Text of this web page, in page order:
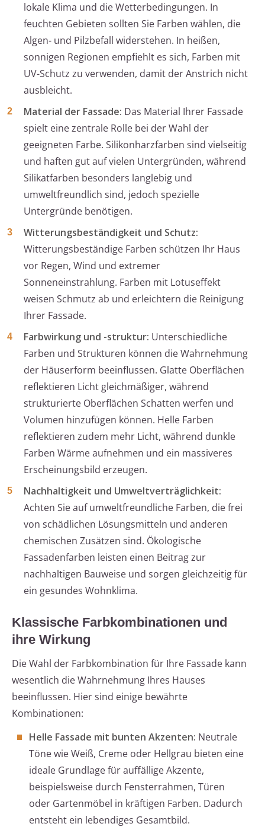
lokale Klima und die Wetterbedingungen. In
feuchten Gebieten sollten Sie Farben wählen, die
Algen- und Pilzbefall widerstehen. In heißen,
sonnigen Regionen empfiehlt es sich, Farben mit
UV-Schutz zu verwenden, damit der Anstrich nicht
ausbleicht.
Material der Fassade: Das Material Ihrer Fassade
spielt eine zentrale Rolle bei der Wahl der
geeigneten Farbe. Silikonharzfarben sind vielseitig
und haften gut auf vielen Untergründen, während
Silikatfarben besonders langlebig und
umweltfreundlich sind, jedoch spezielle
Untergründe benötigen.
Witterungsbeständigkeit und Schutz:
Witterungsbeständige Farben schützen Ihr Haus
vor Regen, Wind und extremer
Sonneneinstrahlung. Farben mit Lotuseffekt
weisen Schmutz ab und erleichtern die Reinigung
Ihrer Fassade.
Farbwirkung und -struktur: Unterschiedliche
Farben und Strukturen können die Wahrnehmung
der Häuserform beeinflussen. Glatte Oberflächen
reflektieren Licht gleichmäßiger, während
strukturierte Oberflächen Schatten werfen und
Volumen hinzufügen können. Helle Farben
reflektieren zudem mehr Licht, während dunkle
Farben Wärme aufnehmen und ein massiveres
Erscheinungsbild erzeugen.
Nachhaltigkeit und Umweltverträglichkeit:
Achten Sie auf umweltfreundliche Farben, die frei
von schädlichen Lösungsmitteln und anderen
chemischen Zusätzen sind. Ökologische
Fassadenfarben leisten einen Beitrag zur
nachhaltigen Bauweise und sorgen gleichzeitig für
ein gesundes Wohnklima.
Klassische Farbkombinationen und
ihre Wirkung
Die Wahl der Farbkombination für Ihre Fassade kann
wesentlich die Wahrnehmung Ihres Hauses
beeinflussen. Hier sind einige bewährte
Kombinationen:
Helle Fassade mit bunten Akzenten: Neutrale
Töne wie Weiß, Creme oder Hellgrau bieten eine
ideale Grundlage für auffällige Akzente,
beispielsweise durch Fensterrahmen, Türen
oder Gartenmöbel in kräftigen Farben. Dadurch
entsteht ein lebendiges Gesamtbild.